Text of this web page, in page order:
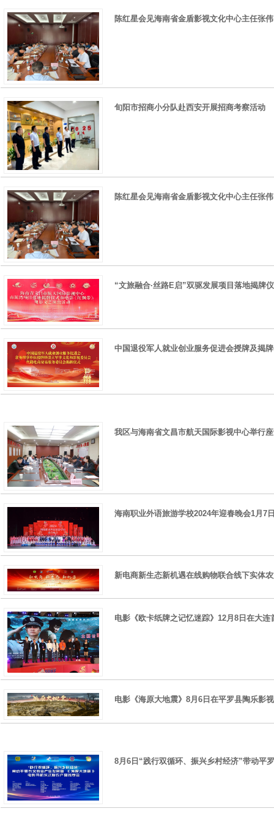
陈红星会见海南省金盾影视文化中心主任张伟
旬阳市招商小分队赴西安开展招商考察活动
陈红星会见海南省金盾影视文化中心主任张伟
“文旅融合·丝路E启”双驱发展项目落地揭牌
中国退役军人就业创业服务促进会授牌及揭
我区与海南省文昌市航天国际影视中心举行
海南职业外语旅游学校2024年迎春晚会1月7
新电商新生态新机遇在线购物联合线下实体
电影《欧卡纸牌之记忆迷踪》12月8日在大
电影《海原大地震》8月6日在平罗县陶乐影
8月6日“践行双循环、振兴乡村经济”带动平